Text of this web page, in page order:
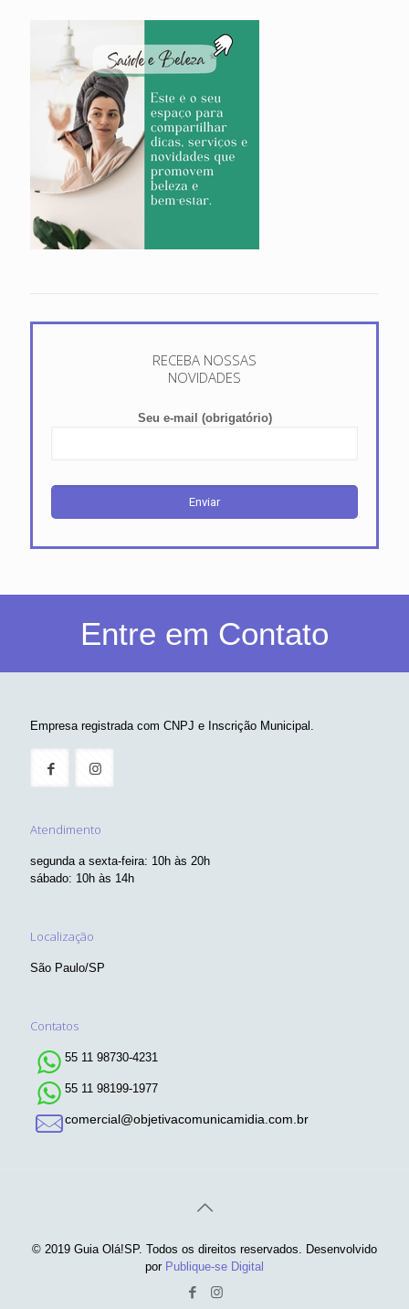
RECEBA NOSSAS
NOVIDADES
Seu e-mail (obrigatório)
Entre em Contato
Empresa registrada com CNPJ e Inscrição Municipal.
Atendimento
segunda a sexta-feira: 10h às 20h
sábado: 10h às 14h
Localização
São Paulo/SP
Contatos
55 11 98730-4231
55 11 98199-1977
comercial@objetivacomunicamidia.com.br
© 2019 Guia Olá!SP. Todos os direitos reservados. Desenvolvido
por Publique-se Digital